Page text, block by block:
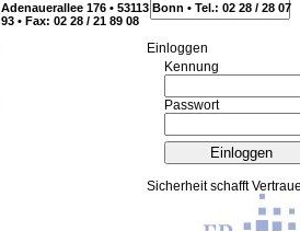
Adenauerallee 176 • 53113 Bonn • Tel.: 02 28 / 28 07
93 • Fax: 02 28 / 21 89 08
Ein­log­gen
Kennung
Passwort
Sicherheit schafft